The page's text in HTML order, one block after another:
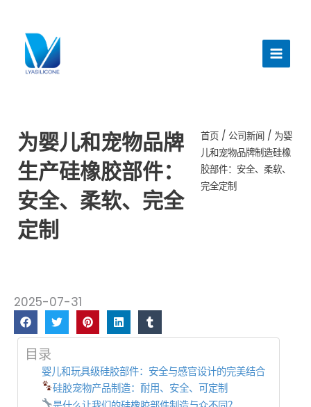
菜
为婴儿和宠物品牌
生产硅橡胶部件：
安全、柔软、完全
定制
首页/ 公司新闻/ 为婴
儿和宠物品牌制造硅橡
胶部件：安全、柔软、
完全定制
2025-07-31
目录
婴儿和玩具级硅胶部件：安全与感官设计的完美结合
硅胶宠物产品制造：耐用、安全、可定制